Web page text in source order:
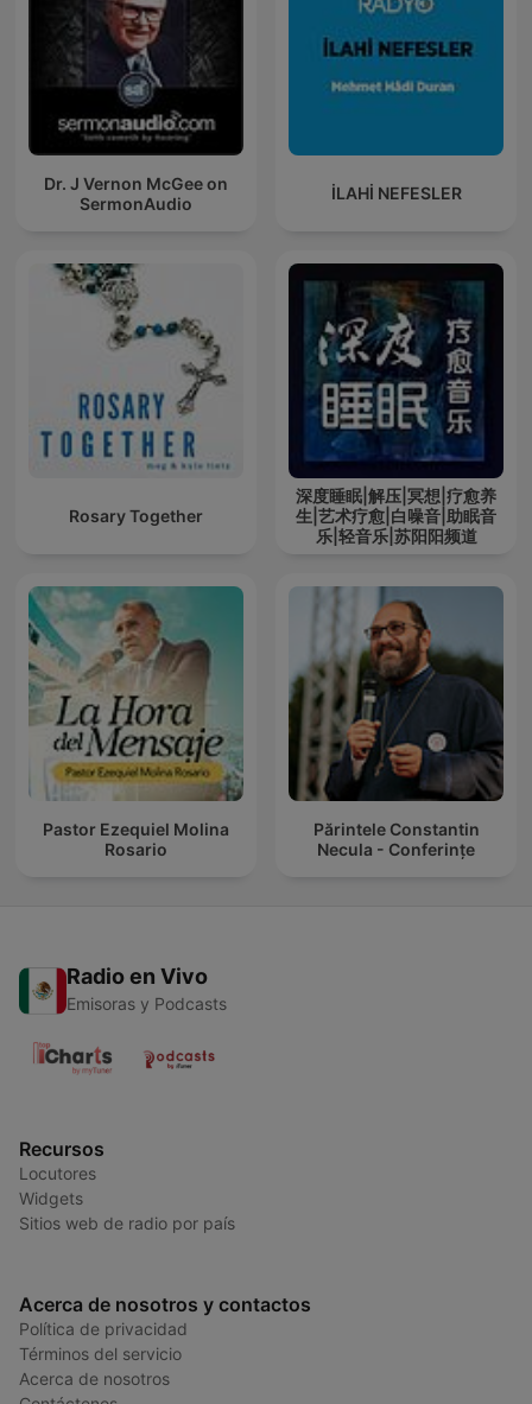
Dr. J Vernon McGee on
SermonAudio
İLAHİ NEFESLER
Rosary Together
深度睡眠|解压|冥想|疗愈养
生|艺术疗愈|白噪音|助眠音
乐|轻音乐|苏阳阳频道
Pastor Ezequiel Molina
Rosario
Părintele Constantin
Necula - Conferințe
Radio en Vivo
Emisoras y Podcasts
Recursos
Locutores
Widgets
Sitios web de radio por país
Acerca de nosotros y contactos
Política de privacidad
Términos del servicio
Acerca de nosotros